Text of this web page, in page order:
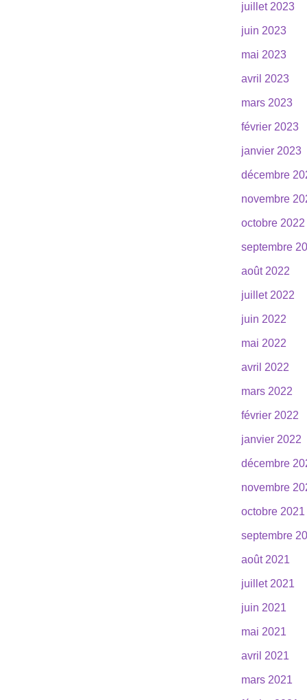
juillet 2023
juin 2023
mai 2023
avril 2023
mars 2023
février 2023
janvier 2023
décembre
novembre
octobre 2022
septembre
août 2022
juillet 2022
juin 2022
mai 2022
avril 2022
mars 2022
février 2022
janvier 2022
décembre
novembre
octobre 2021
septembre
août 2021
juillet 2021
juin 2021
mai 2021
avril 2021
mars 2021